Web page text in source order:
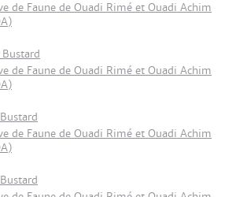
de Faune de Ouadi Rimé et Ouadi Achim
de Faune de Ouadi Rimé et Ouadi Achim
de Faune de Ouadi Rimé et Ouadi Achim